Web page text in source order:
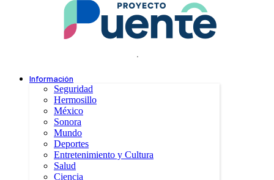
.
Información
Seguridad
Hermosillo
México
Sonora
Mundo
Deportes
Entretenimiento y Cultura
Salud
Ciencia